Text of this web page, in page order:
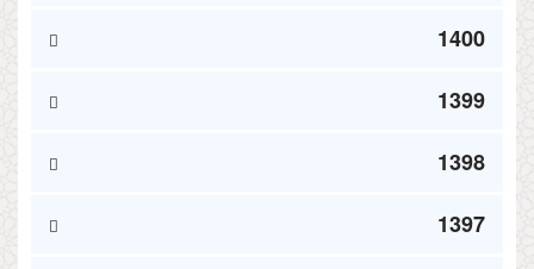
1400
1399
1398
1397